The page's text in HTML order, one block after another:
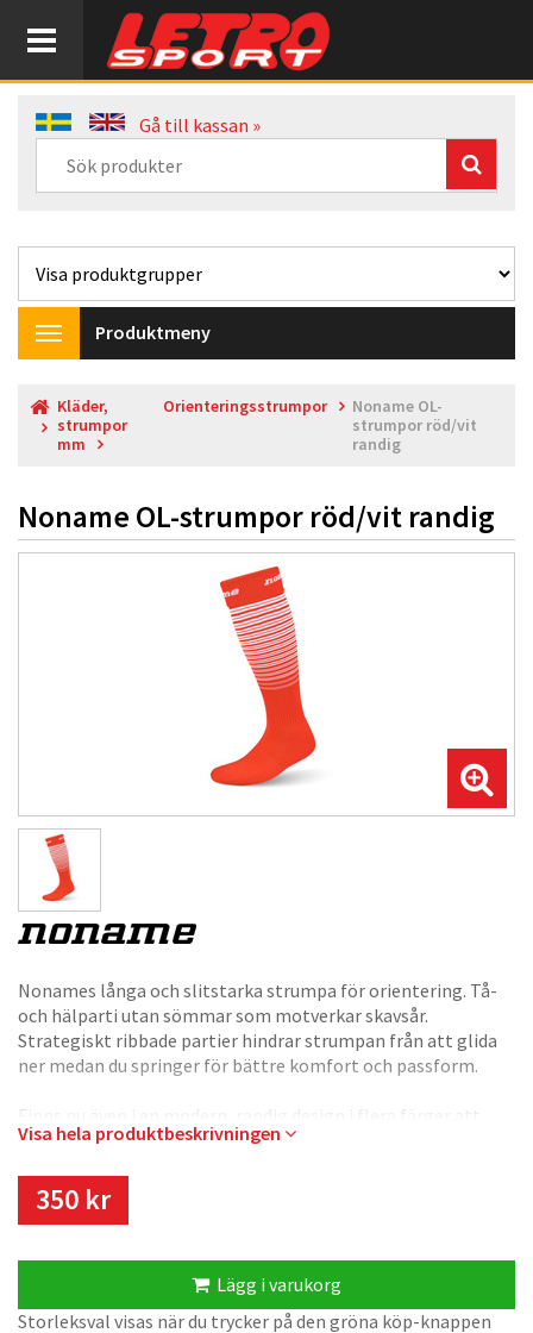
Gå till kassan »
Toggle
navigation
Produktmeny
Kläder,
strumpor
mm
Orienteringsstrumpor
Noname OL-
strumpor röd/vit
randig
Noname OL-strumpor röd/vit randig
Nonames långa och slitstarka strumpa för orientering. Tå-
och hälparti utan sömmar som motverkar skavsår.
Strategiskt ribbade partier hindrar strumpan från att glida
ner medan du springer för bättre komfort och passform.
Finns nu även i en modern, randig design i flera färger att
välja bland.
Visa hela produktbeskrivningen
350 kr
Lägg i varukorg
Storleksval visas när du trycker på den gröna köp-knappen